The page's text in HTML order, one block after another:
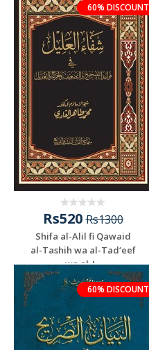
60% DISCOUNT
Rs520Rs1300
Shifa al-Alil fi Qawaid
al-Tashih wa al-Tad‘eef
wa al-J...
60% DISCOUNT